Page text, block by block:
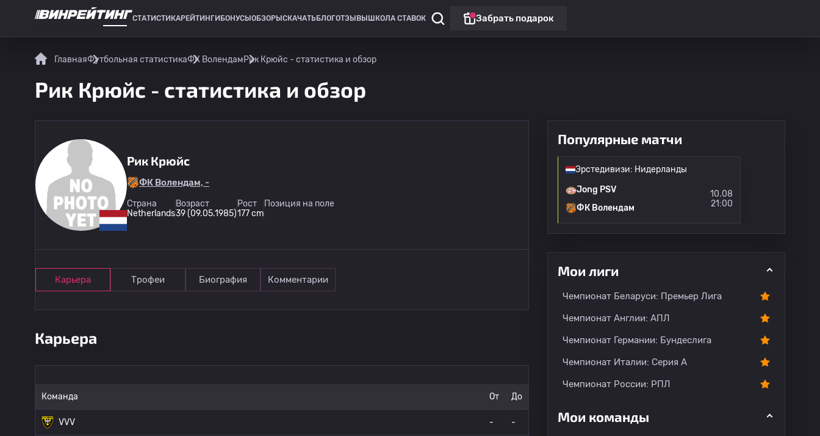
СТАТИСТИКАРЕЙТИНГИ БОНУСЫ ОБЗОРЫ СКАЧАТЬ БЛОГОТЗЫВЫ ШКОЛА СТАВОК Забрать подарок
ГлавнаяФутбольная статистикаФК ВолендамРик Крюйс - статистика и обзор
Рик Крюйс - статистика и обзор
Рик Крюйс
ФК Волендам, -
Страна
Netherlands
Возраст
39 (09.05.1985)
Рост
177 cm
Позиция на поле
Карьера Трофеи Биография Комментарии
Карьера
Команда От До
VVV - -
Популярные матчи
Эрстедивизи: Нидерланды
Jong PSV
ФК Волендам
10.08
21:00
Мои лиги
Чемпионат Беларуси: Премьер Лига
Чемпионат Англии: АПЛ
Чемпионат Германии: Бундеслига
Чемпионат Италии: Серия А
Чемпионат России: РПЛ
Мои команды